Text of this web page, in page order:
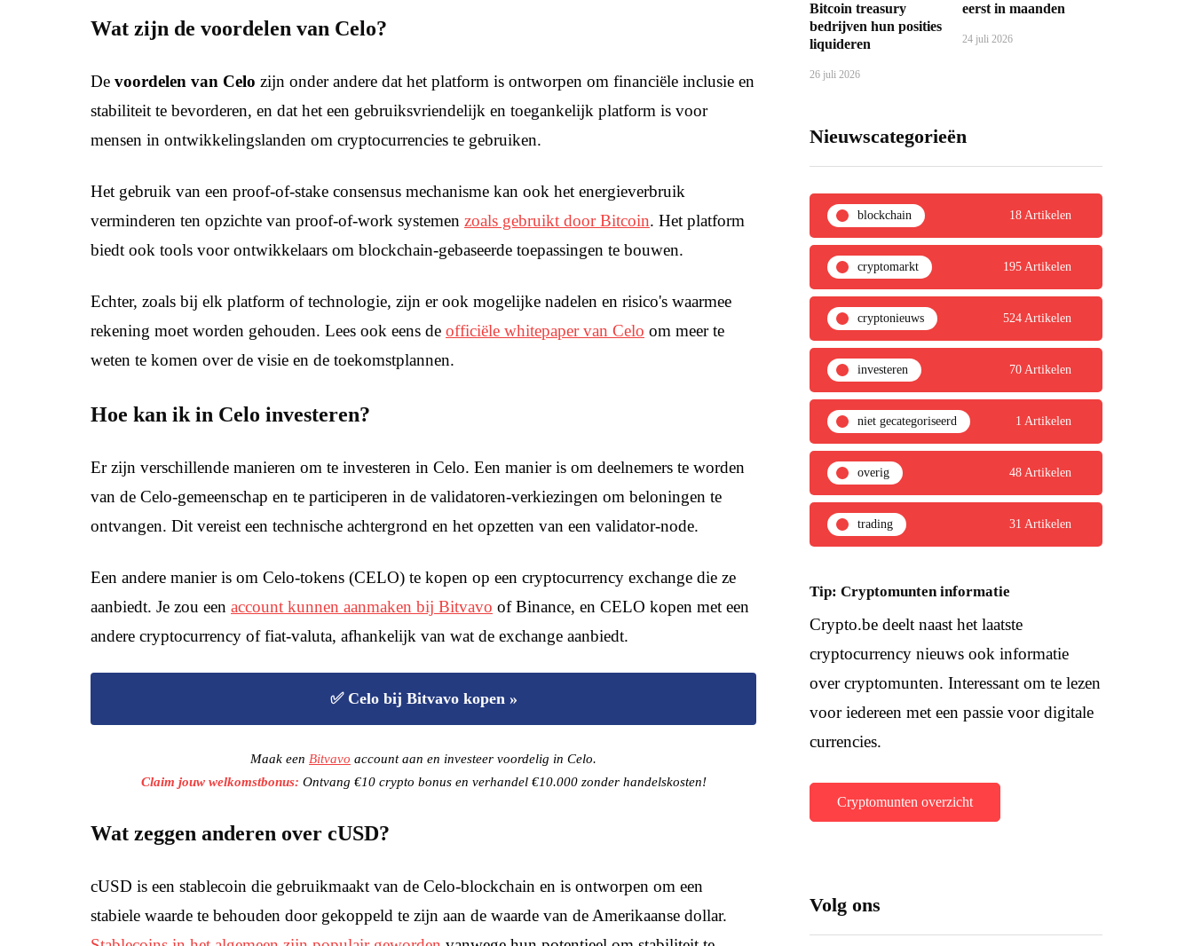
Wat zijn de voordelen van Celo?
De voordelen van Celo zijn onder andere dat het platform is ontworpen om financiële inclusie en
stabiliteit te bevorderen, en dat het een gebruiksvriendelijk en toegankelijk platform is voor
mensen in ontwikkelingslanden om cryptocurrencies te gebruiken.
Het gebruik van een proof-of-stake consensus mechanisme kan ook het energieverbruik
verminderen ten opzichte van proof-of-work systemen zoals gebruikt door Bitcoin. Het platform
biedt ook tools voor ontwikkelaars om blockchain-gebaseerde toepassingen te bouwen.
Echter, zoals bij elk platform of technologie, zijn er ook mogelijke nadelen en risico's waarmee
rekening moet worden gehouden. Lees ook eens de officiële whitepaper van Celo om meer te
weten te komen over de visie en de toekomstplannen.
Hoe kan ik in Celo investeren?
Er zijn verschillende manieren om te investeren in Celo. Een manier is om deelnemers te worden
van de Celo-gemeenschap en te participeren in de validatoren-verkiezingen om beloningen te
ontvangen. Dit vereist een technische achtergrond en het opzetten van een validator-node.
Een andere manier is om Celo-tokens (CELO) te kopen op een cryptocurrency exchange die ze
aanbiedt. Je zou een account kunnen aanmaken bij Bitvavo of Binance, en CELO kopen met een
andere cryptocurrency of fiat-valuta, afhankelijk van wat de exchange aanbiedt.
✅ Celo bij Bitvavo kopen »
Maak een Bitvavo account aan en investeer voordelig in Celo.
Claim jouw welkomstbonus: Ontvang €10 crypto bonus en verhandel €10.000 zonder handelskosten!
Wat zeggen anderen over cUSD?
cUSD is een stablecoin die gebruikmaakt van de Celo-blockchain en is ontworpen om een ​​
stabiele waarde te behouden door gekoppeld te zijn aan de waarde van de Amerikaanse dollar.
Bitcoin treasury
bedrijven hun posities
liquideren
26 juli 2026
eerst in maanden
24 juli 2026
Nieuwscategorieën
blockchain 18 Artikelen
cryptomarkt 195 Artikelen
cryptonieuws 524 Artikelen
investeren 70 Artikelen
niet gecategoriseerd 1 Artikelen
overig 48 Artikelen
trading 31 Artikelen
Tip: Cryptomunten informatie
Crypto.be deelt naast het laatste
cryptocurrency nieuws ook informatie
over cryptomunten. Interessant om te lezen
voor iedereen met een passie voor digitale
currencies.
Cryptomunten overzicht
Volg ons